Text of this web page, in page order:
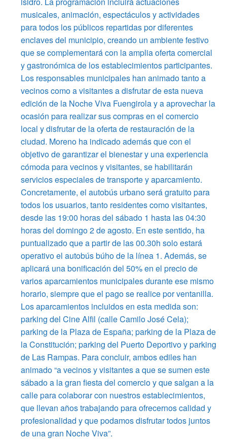
musicales, animación, espectáculos y actividades
para todos los públicos repartidas por diferentes
enclaves del municipio, creando un ambiente festivo
que se complementará con la amplia oferta comercial
y gastronómica de los establecimientos participantes.
Los responsables municipales han animado tanto a
vecinos como a visitantes a disfrutar de esta nueva
edición de la Noche Viva Fuengirola y a aprovechar la
ocasión para realizar sus compras en el comercio
local y disfrutar de la oferta de restauración de la
ciudad. Moreno ha indicado además que con el
objetivo de garantizar el bienestar y una experiencia
cómoda para vecinos y visitantes, se habilitarán
servicios especiales de transporte y aparcamiento.
Concretamente, el autobús urbano será gratuito para
todos los usuarios, tanto residentes como visitantes,
desde las 19:00 horas del sábado 1 hasta las 04:30
horas del domingo 2 de agosto. En este sentido, ha
puntualizado que a partir de las 00.30h solo estará
operativo el autobús búho de la línea 1. Además, se
aplicará una bonificación del 50% en el precio de
varios aparcamientos municipales durante ese mismo
horario, siempre que el pago se realice por ventanilla.
Los aparcamientos incluidos en esta medida son:
parking del Cine Alfil (calle Camilo José Cela);
parking de la Plaza de España; parking de la Plaza de
la Constitución; parking del Puerto Deportivo y parking
de Las Rampas. Para concluir, ambos ediles han
animado “a vecinos y visitantes a que se sumen este
sábado a la gran fiesta del comercio y que salgan a la
calle para colaborar con nuestros establecimientos,
que llevan años trabajando para ofrecernos calidad y
profesionalidad y que podamos disfrutar todos juntos
de una gran Noche Viva”.